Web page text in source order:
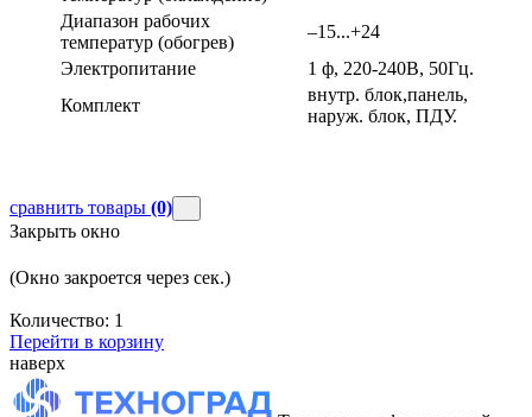
Диапазон рабочих
температур (обогрев)
–15...+24
Электропитание
1 ф, 220-240В, 50Гц.
Комплект
внутр. блок,панель,
наруж. блок, ПДУ.
сравнить товары (0)
Закрыть окно
(Окно закроется через сек.)
Количество: 1
Перейти в корзину
наверх